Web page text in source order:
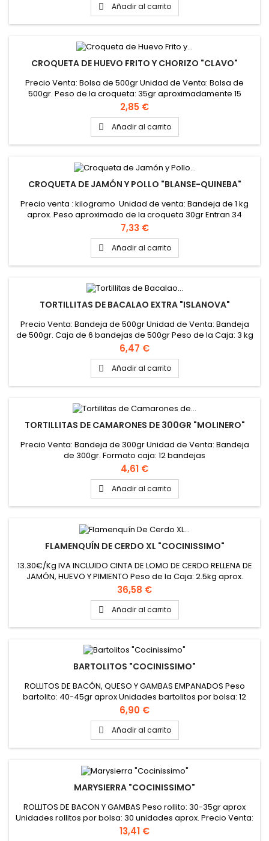
 Añadir al carrito
CROQUETA DE HUEVO FRITO Y CHORIZO "CLAVO"
Precio Venta: Bolsa de 500gr Unidad de Venta: Bolsa de
500gr. Peso de la croqueta: 35gr aproximadamente 15
croquetas aproximadamente por bolsa de 500 gr Formato
caja: 6 bolsas de 500gr Peso de la Caja: 3 kg
Precio
2,85 €
 Añadir al carrito
CROQUETA DE JAMÓN Y POLLO "BLANSE-QUINEBA"
Precio venta : kilogramo Unidad de venta: Bandeja de 1 kg
aprox. Peso aproximado de la croqueta 30gr Entran 34
croquetas aproximadamente en el kg PINCHAR AQUÍ PARA
VER FICHA TÉCNICA
Precio
7,33 €
 Añadir al carrito
TORTILLITAS DE BACALAO EXTRA "ISLANOVA"
Precio Venta: Bandeja de 500gr Unidad de Venta: Bandeja
de 500gr. Caja de 6 bandejas de 500gr Peso de la Caja: 3 kg
Precio
6,47 €
 Añadir al carrito
TORTILLITAS DE CAMARONES DE 300GR "MOLINERO"
Precio Venta: Bandeja de 300gr Unidad de Venta: Bandeja
de 300gr. Formato caja: 12 bandejas
Precio
4,61 €
 Añadir al carrito
FLAMENQUÍN DE CERDO XL "COCINISSIMO"
13.30€/Kg IVA INCLUIDO CINTA DE LOMO DE CERDO RELLENA DE
JAMÓN, HUEVO Y PIMIENTO Peso de la Caja: 2.5kg aprox.
Unidades por caja: 9 unidades Peso aprox. del flamenquín
270gr aprox. PINCHAR AQUÍ PARA VER VIDEO PINCHAR AQUI
PARA VER FICHA TÉCNICA
Precio
36,58 €
 Añadir al carrito
BARTOLITOS "COCINISSIMO"
ROLLITOS DE BACÓN, QUESO Y GAMBAS EMPANADOS Peso
bartolito: 40-45gr aprox Unidades bartolitos por bolsa: 12
unidades aprox. Precio Venta: Bolsa de 500gr Unidad de
Venta: Bolsa de 500gr. Caja de 6 Bolsas de 500gr Peso de la
Caja: 3 kg PINCHAR AQUÍ PARA VER VIDEO
Precio
6,90 €
 Añadir al carrito
MARYSIERRA "COCINISSIMO"
ROLLITOS DE BACON Y GAMBAS Peso rollito: 30-35gr aprox
Unidades rollitos por bolsa: 30 unidades aprox. Precio Venta:
Bolsa de 1kg Unidad de Venta: Bolsa de 1kg Caja de 3 bolsas
Precio
13,41 €